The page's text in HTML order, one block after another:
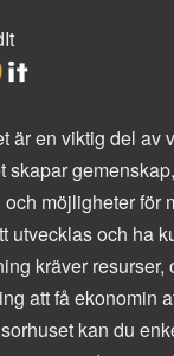
är en viktig del av
skapar gemenskap,
möjligheter för
utvecklas och ha
kräver resurser,
att få ekonomin
kan du